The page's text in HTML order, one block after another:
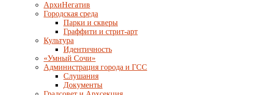
АрхиНегатив
Городская среда
Парки и скверы
Граффити и стрит-арт
Культура
Идентичность
«Умный Сочи»
Администрация города и ГСС
Слушания
Документы